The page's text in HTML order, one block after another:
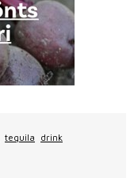
tequila drink